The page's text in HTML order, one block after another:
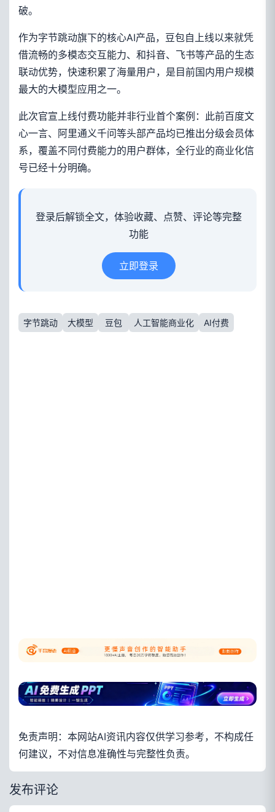
破。
作为字节跳动旗下的核心AI产品，豆包自上线以来就凭
借流畅的多模态交互能力、和抖音、飞书等产品的生态
联动优势，快速积累了海量用户，是目前国内用户规模
最大的大模型应用之一。
此次官宣上线付费功能并非行业首个案例：此前百度文
心一言、阿里通义千问等头部产品均已推出分级会员体
系，覆盖不同付费能力的用户群体，全行业的商业化信
号已经十分明确。
登录后解锁全文，体验收藏、点赞、评论等完整
功能
立即登录
字节跳动 大模型 豆包 人工智能商业化 AI付费
免责声明：本网站AI资讯内容仅供学习参考，不构成任
何建议，不对信息准确性与完整性负责。
发布评论